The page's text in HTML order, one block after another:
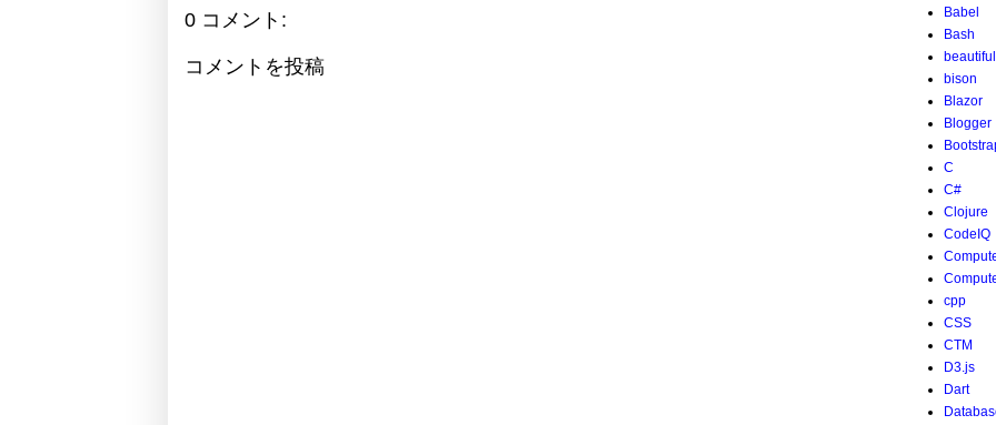
0 コメント:
コメントを投稿
Babel
Bash
bison
Blazor
Blogger
C
C#
Clojure
CodeIQ
cpp
CSS
CTM
D3.js
Dart